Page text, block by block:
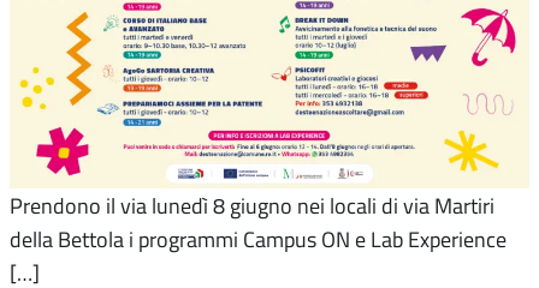
Prendono il via lunedì 8 giugno nei locali di via Martiri
della Bettola i programmi Campus ON e Lab Experience
[…]